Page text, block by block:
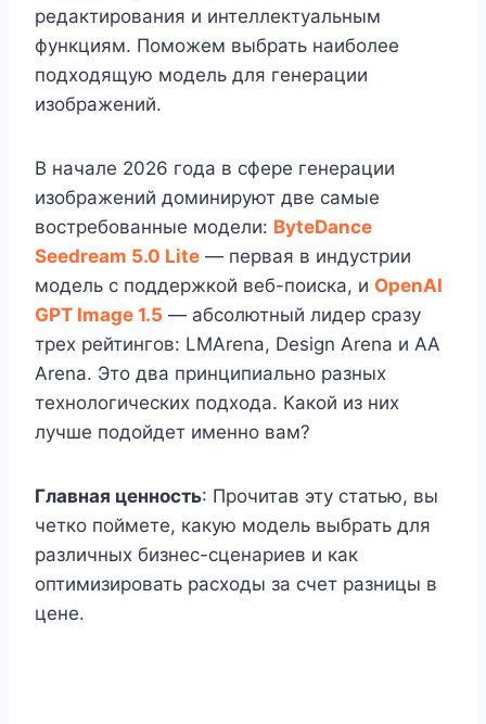
редактирования и интеллектуальным
функциям. Поможем выбрать наиболее
подходящую модель для генерации
изображений.
В начале 2026 года в сфере генерации
изображений доминируют две самые
востребованные модели: ByteDance
Seedream 5.0 Lite — первая в индустрии
модель с поддержкой веб-поиска, и OpenAI
GPT Image 1.5 — абсолютный лидер сразу
трех рейтингов: LMArena, Design Arena и AA
Arena. Это два принципиально разных
технологических подхода. Какой из них
лучше подойдет именно вам?
Главная ценность: Прочитав эту статью, вы
четко поймете, какую модель выбрать для
различных бизнес-сценариев и как
оптимизировать расходы за счет разницы в
цене.